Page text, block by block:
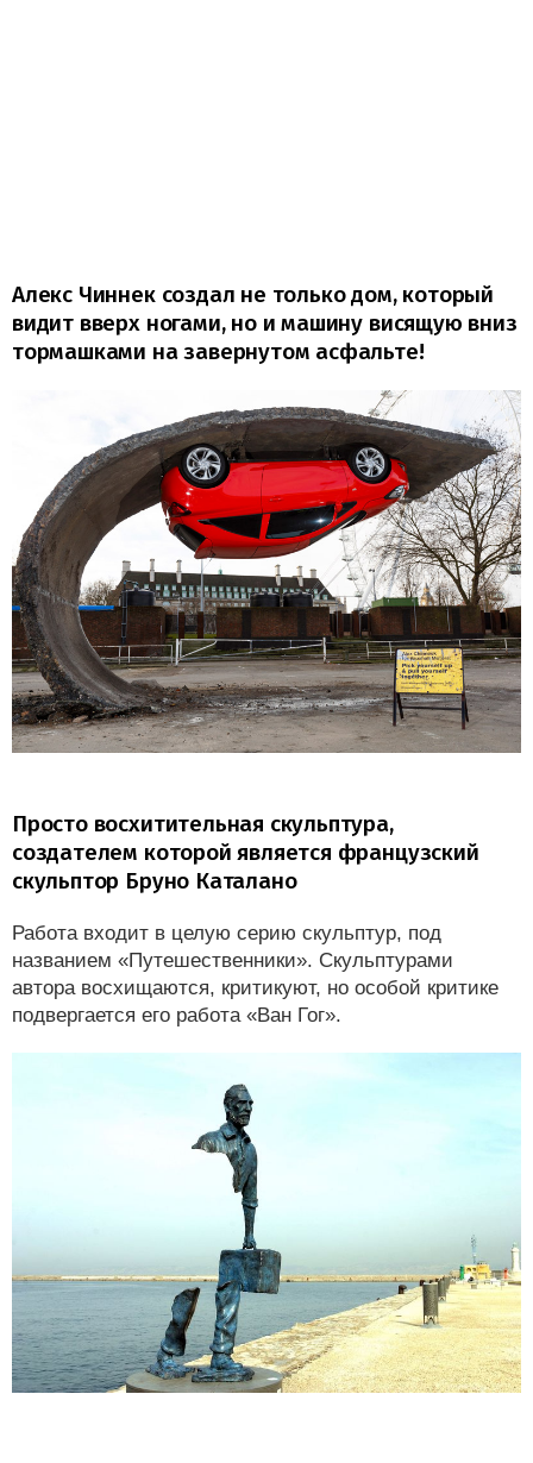
Алекс Чиннек создал не только дом, который
видит вверх ногами, но и машину висящую вниз
тормашками на завернутом асфальте!
Просто восхитительная скульптура,
создателем которой является французский
скульптор Бруно Каталано
Работа входит в целую серию скульптур, под
названием «Путешественники». Скульптурами
автора восхищаются, критикуют, но особой критике
подвергается его работа «Ван Гог».